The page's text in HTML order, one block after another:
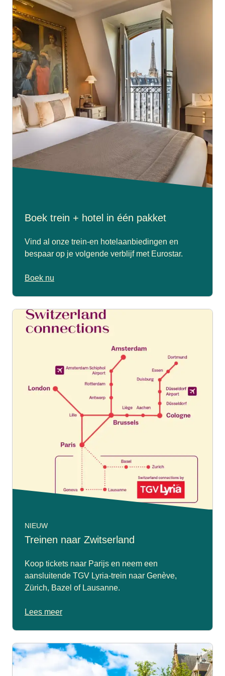
Boek trein + hotel in één pakket
Vind al onze trein-en hotelaanbiedingen en
bespaar op je volgende verblijf met Eurostar.
Boek nu
NIEUW
Treinen naar Zwitserland
Koop tickets naar Parijs en neem een
aansluitende TGV Lyria-trein naar Genève,
Zürich, Bazel of Lausanne.
Lees meer